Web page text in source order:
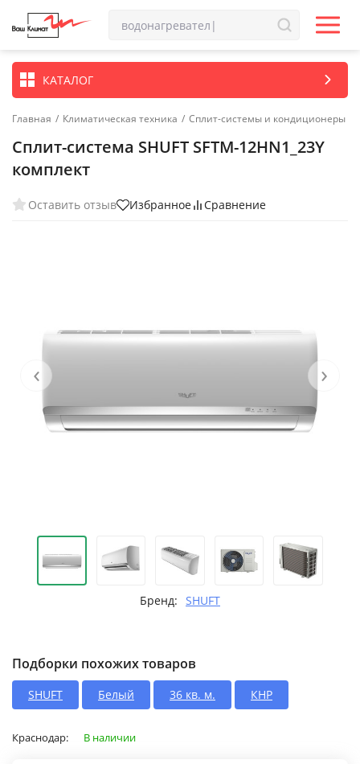
КАТАЛОГ
Главная / Климатическая техника / Сплит-системы и кондиционеры
Сплит-система SHUFT SFTM-12HN1_23Y
комплект
Оставить отзыв Избранное Сравнение
‹ ›
Бренд: SHUFT
Подборки похожих товаров
SHUFT Белый 36 кв. м. КНР
Краснодар: В наличии